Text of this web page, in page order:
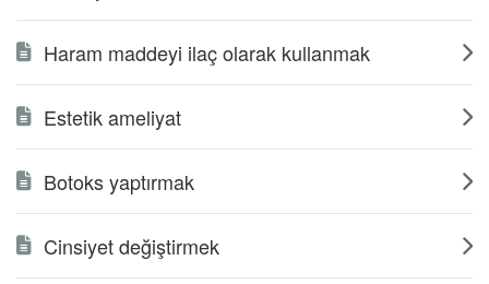
Haram maddeyi ilaç olarak kullanmak
Estetik ameliyat
Botoks yaptırmak
Cinsiyet değiştirmek